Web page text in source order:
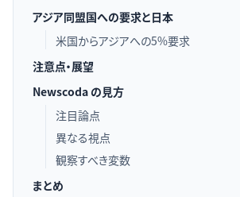
アジア同盟国への要求と日本
米国からアジアへの5%要求
注意点・展望
Newscoda の見方
注目論点
異なる視点
観察すべき変数
まとめ